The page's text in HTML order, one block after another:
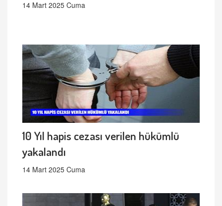
14 Mart 2025 Cuma
10 Yıl hapis cezası verilen hükümlü
yakalandı
14 Mart 2025 Cuma